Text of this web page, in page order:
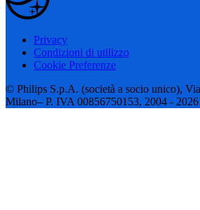
Privacy
Condizioni di utilizzo
Cookie Preferenze
© Philips S.p.A. (società a socio unico),
Milano– P. IVA 00856750153, 2004 - 2026